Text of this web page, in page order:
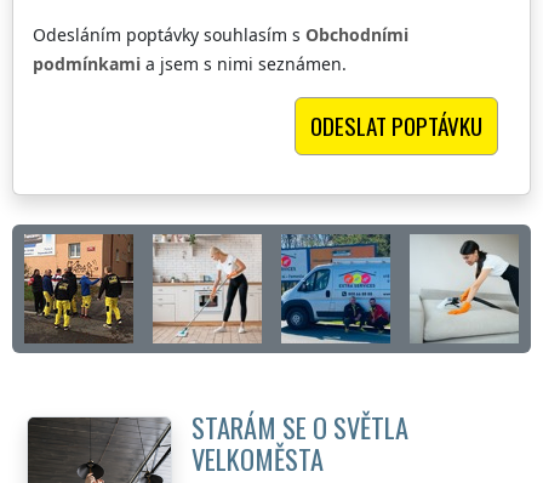
Odesláním poptávky souhlasím s Obchodními
podmínkami a jsem s nimi seznámen.
STARÁM SE O SVĚTLA
VELKOMĚSTA